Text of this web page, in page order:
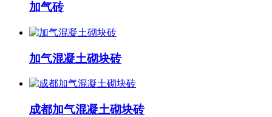
加气砖
加气混凝土砌块砖
成都加气混凝土砌块砖